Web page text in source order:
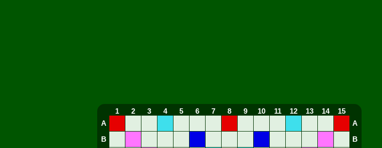
1 2 3 4 5 6 7 8 9 10 11 12 13 14
15
A
A
B B